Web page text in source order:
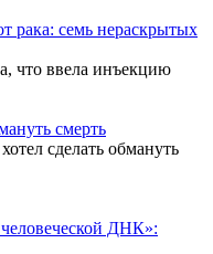
рака: семь нераскрытых
что ввела инъекцию
смерть
сделать обмануть
ДНК»: